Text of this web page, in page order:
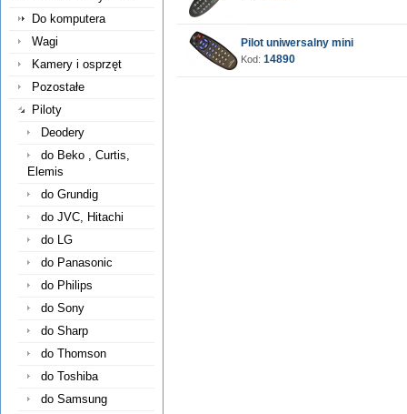
Do komputera
Wagi
Kamery i osprzęt
Pozostałe
Piloty
Deodery
do Beko , Curtis,
Elemis
do Grundig
do JVC, Hitachi
do LG
do Panasonic
do Philips
do Sony
do Sharp
do Thomson
do Toshiba
do Samsung
Pilot uniwersalny mini
Kod: 14890